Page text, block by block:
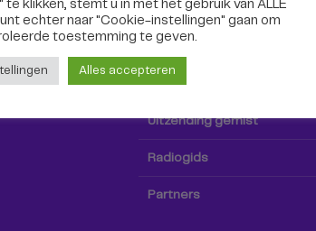
alleen hier,
Kijk tv
Radio
TV-gids
Uitzending gemist
Radiogids
Partners
klikken, stemt u in met het gebruik van ALLE
echter naar "Cookie-instellingen" gaan om
toestemming te geven.
Alles accepteren